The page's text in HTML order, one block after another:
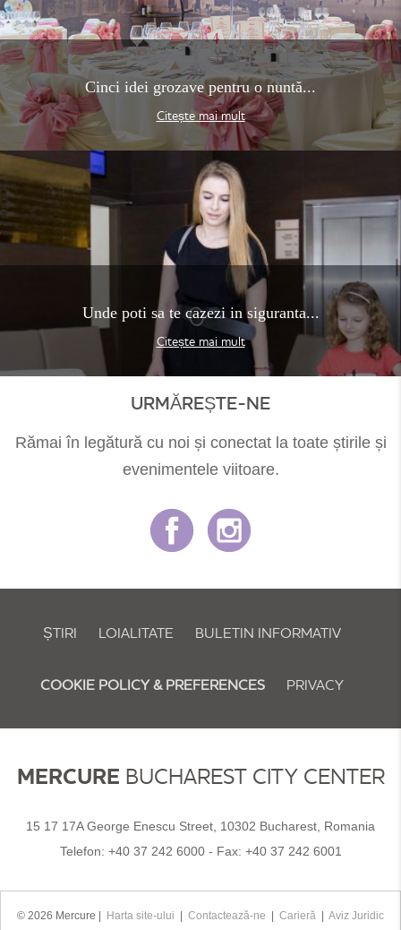
Cinci idei grozave pentru o nuntă...
Citește mai mult
Unde poti sa te cazezi in siguranta...
Citește mai mult
URMĂREȘTE-NE
Rămai în legătură cu noi și conectat la toate știrile și
evenimentele viitoare.
ȘTIRI LOIALITATE BULETIN INFORMATIV
COOKIE POLICY & PREFERENCES PRIVACY
MERCURE BUCHAREST CITY CENTER
15 17 17A George Enescu Street, 10302 Bucharest, Romania
Telefon: +40 37 242 6000- Fax: +40 37 242 6001
© 2026 Mercure | Harta site-ului Contactează-ne Carieră Aviz Juridic